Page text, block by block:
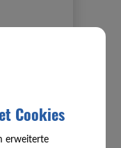
Cookies
erweiterte